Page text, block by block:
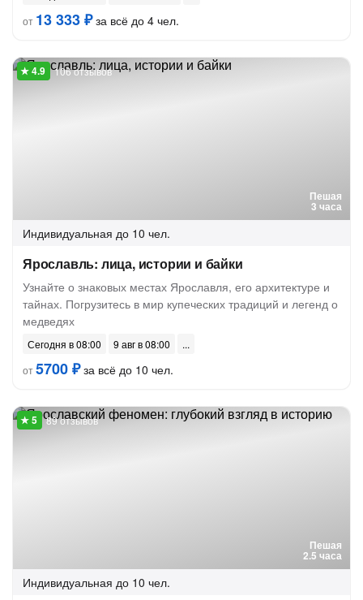
от 13 333 ₽за всё до 4 чел.
Пешая
3 часа
106 отзывов
Индивидуальная до 10 чел.
Ярославль: лица, истории и байки
Узнайте о знаковых местах Ярославля, его архитектуре и
тайнах. Погрузитесь в мир купеческих традиций и легенд о
медведях
Сегодня в 08:00
9 авг в 08:00
от5700 ₽за всё до 10 чел.
Пешая
2.5 часа
89 отзывов
Индивидуальная до 10 чел.